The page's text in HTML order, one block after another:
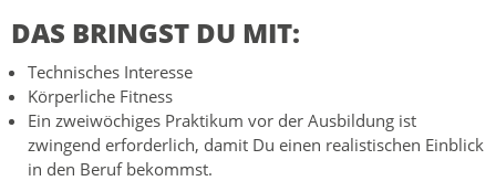
DAS BRINGST DU MIT:
Technisches Interesse
Körperliche Fitness
Ein zweiwöchiges Praktikum vor der Ausbildung ist
zwingend erforderlich, damit Du einen realistischen Einblick
in den Beruf bekommst.